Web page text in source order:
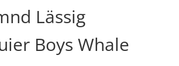
Lässig
Boys Whale